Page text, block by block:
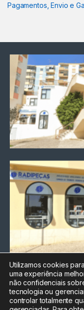
Pagamentos, Envio e
Utilizamos cookies
uma experiência
não confidenciais
tecnologia ou
controlar totalmente